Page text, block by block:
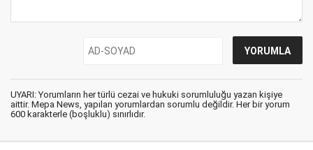
UYARI: Yorumların her türlü cezai ve hukuki sorumluluğu yazan kişiye
aittir. Mepa News, yapılan yorumlardan sorumlu değildir. Her bir yorum
600 karakterle (boşluklu) sınırlıdır.